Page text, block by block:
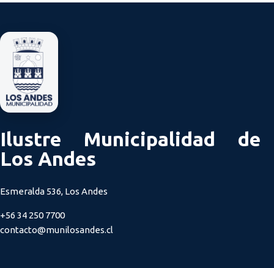
Ilustre Municipalidad de
Los Andes
Esmeralda 536, Los Andes
+56 34 250 7700
contacto@munilosandes.cl